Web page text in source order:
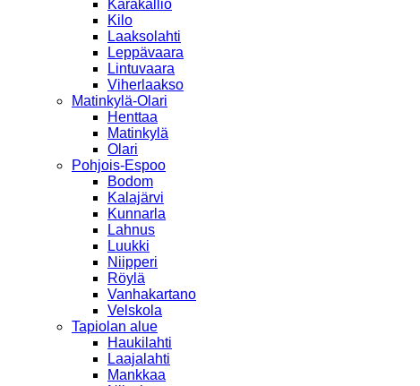
Karakallio
Kilo
Laaksolahti
Leppävaara
Lintuvaara
Viherlaakso
Matinkylä-Olari
Henttaa
Matinkylä
Olari
Pohjois-Espoo
Bodom
Kalajärvi
Kunnarla
Lahnus
Luukki
Niipperi
Röylä
Vanhakartano
Velskola
Tapiolan alue
Haukilahti
Laajalahti
Mankkaa